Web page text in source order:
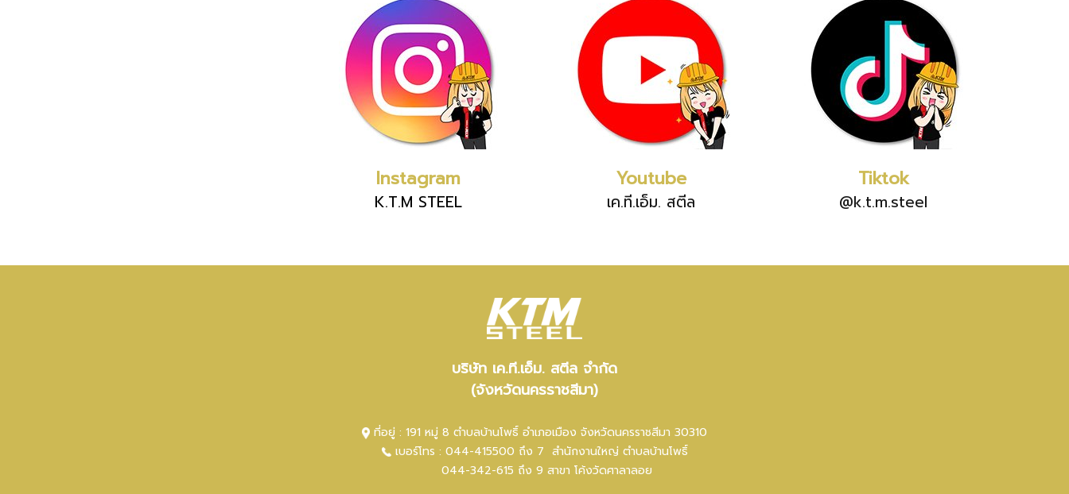
Instagram
K.T.M STEEL
Youtube
เค.ที.เอ็ม. สตีล
Tiktok
@k.t.m.steel
บริษัท เค.ที.เอ็ม. สตีล จำกัด
(จังหวัดนครราชสีมา)
ที่อยู่ : 191 หมู่ 8 ตำบลบ้านโพธิ์ อำเภอเมือง จังหวัดนครราชสีมา 30310
เบอร์โทร : 044-415500 ถึง 7 สำนักงานใหญ่ ตำบลบ้านโพธิ์
044-342-615 ถึง 9 สาขา โค้งวัดศาลาลอย